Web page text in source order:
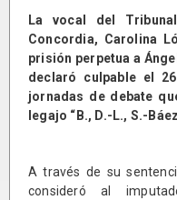
La vocal del
Concordia, Carolina
prisión perpetua a
declaró culpable el
jornadas de debate
legajo “B., D.-L., S.-
A través de su
consideró al